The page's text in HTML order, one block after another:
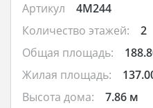
Артикул
4M244
Количество этажей:
2
Общая площадь:
Жилая площадь:
Высота дома:
7.86 м